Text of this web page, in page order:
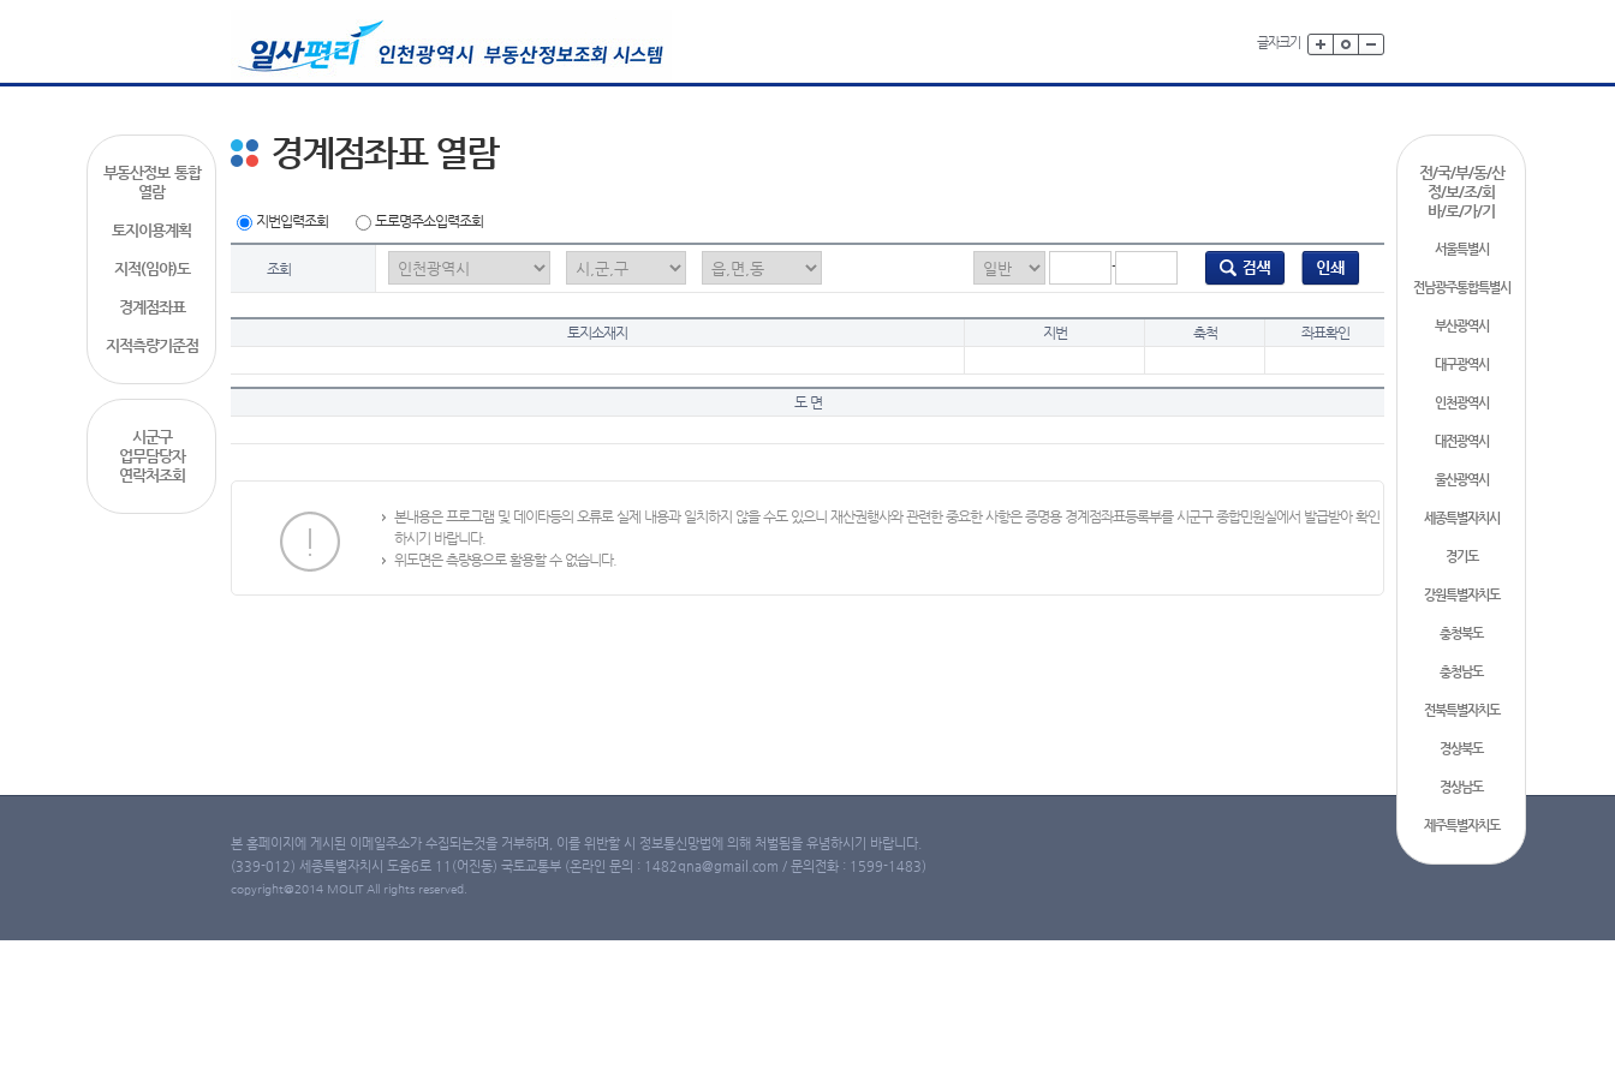
글자크기
부동산정보 통합
열람
토지이용계획
지적(임야)도
경계점좌표
지적측량기준점
시군구
업무담당자
연락처조회
전/국/부/동/산
정/보/조/회
바/로/가/기
서울특별시
전남광주통합특별시
부산광역시
대구광역시
인천광역시
대전광역시
울산광역시
세종특별자치시
경기도
강원특별자치도
충청북도
충청남도
전북특별자치도
경상북도
경상남도
제주특별자치도
경계점좌표 열람
지번입력조회 도로명주소입력조회
조회 -
토지소재지 지번 축척 좌표확인
도 면
본내용은 프로그램 및 데이타등의 오류로 실제 내용과 일치하지 않을 수도 있으니 재산권행사와 관련한 중요한 사항은 증명용 경계점좌표등록부를 시군구 종합민원실에서 발급받아 확인
하시기 바랍니다.
위도면은 측량용으로 활용할 수 없습니다.
본 홈페이지에 게시된 이메일주소가 수집되는것을 거부하며, 이를 위반할 시 정보통신망법에 의해 처벌됨을 유념하시기 바랍니다.
(339-012) 세종특별자치시 도움6로 11(어진동) 국토교통부 (온라인 문의 : 1482qna@gmail.com / 문의전화 : 1599-1483)
copyright@2014 MOLIT All rights reserved.